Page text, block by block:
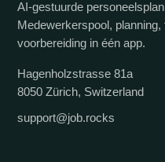
AI-gestuurde
Medewerkerspool,
voorbereiding in één app.
Hagenholzstrasse 81a
8050 Zürich, Switzerland
support@job.rocks